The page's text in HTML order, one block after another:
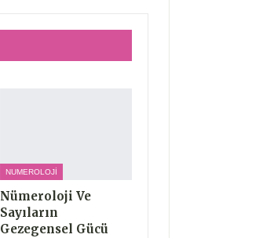
NUMEROLOJI
Nümeroloji Ve
Sayıların
Gezegensel Gücü